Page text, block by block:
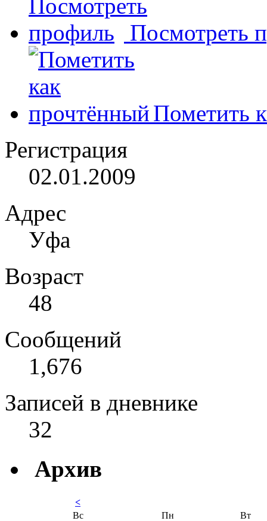
Посмотреть
Пометить
Регистрация
02.01.2009
Адрес
Уфа
Возраст
48
Сообщений
1,676
Записей в дневнике
32
Архив
<
Вс
Пн
Вт